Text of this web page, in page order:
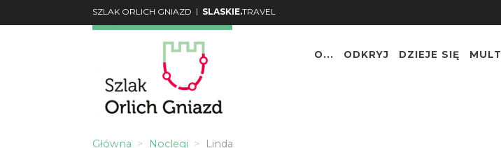
SZLAK ORLICH GNIAZD | SLASKIE.TRAVEL
O... ODKRYJ DZIEJE SIĘ
Główna Noclegi Linda